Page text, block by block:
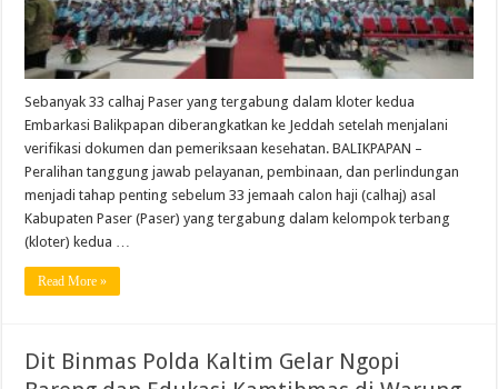
Sebanyak 33 calhaj Paser yang tergabung dalam kloter kedua
Embarkasi Balikpapan diberangkatkan ke Jeddah setelah menjalani
verifikasi dokumen dan pemeriksaan kesehatan. BALIKPAPAN –
Peralihan tanggung jawab pelayanan, pembinaan, dan perlindungan
menjadi tahap penting sebelum 33 jemaah calon haji (calhaj) asal
Kabupaten Paser (Paser) yang tergabung dalam kelompok terbang
(kloter) kedua …
Read More »
Dit Binmas Polda Kaltim Gelar Ngopi